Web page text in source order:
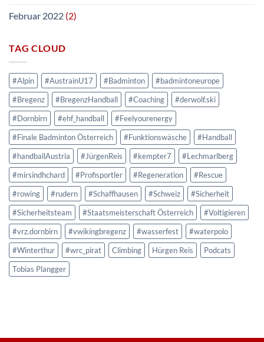
Februar 2022 (2)
TAG CLOUD
#Alpin #AustrainU17 #Badminton
#badmintoneurope
#Bregenz
#BregenzHandball #Coaching
#derwolf.ski
#Dornbirn
#ehf_handball
#Feelyourenergy
#Finale Badminton Österreich
#Funktionswäsche
#Handball
#handballAustria
#JürgenReis #kempter7
#Lechmarlberg
#mirsindhchard
#Profisportler #Regeneration
#Rescue
#rowing
#rudern #Schaffhausen #Schweiz
#Sicherheit
#Sicherheitsteam
#Staatsmeisterschaft Österreich
#Voltigieren
#vrz.dornbirn
#vwikingbregenz #wasserfest
#waterpolo
#Winterthur
#wrc_pirat Climbing Hürgen Reis
Podcats
Tobias Plangger